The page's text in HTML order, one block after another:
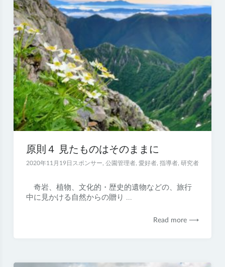
原則４ 見たものはそのままに
2020年11月19日 スポンサー,公園管理者,愛好者,指導者,研究者
奇岩、植物、文化的・歴史的遺物などの、旅行
中に見かける自然からの贈り ...
Read more ⟶